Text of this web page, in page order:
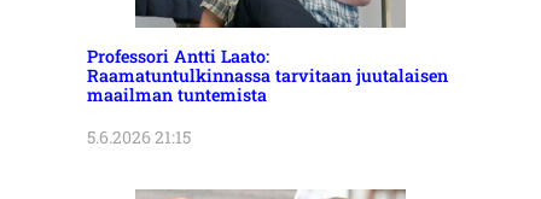
Professori Antti Laato:
Raamatuntulkinnassa tarvitaan juutalaisen
maailman tuntemista
5.6.2026 21:15